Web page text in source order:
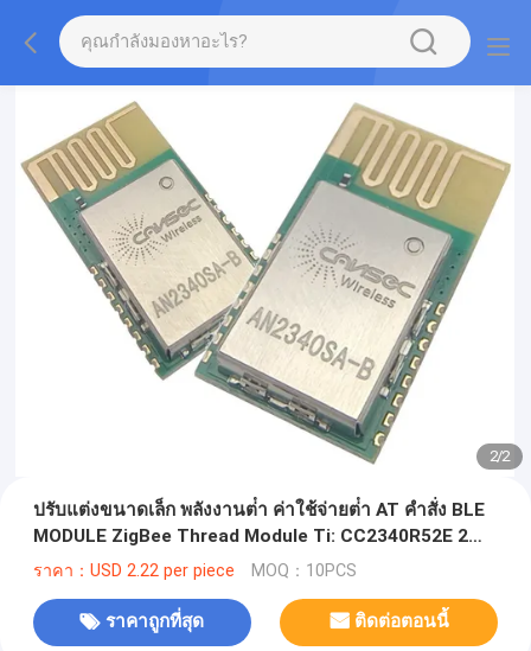
2/2
ปรับแต่งขนาดเล็ก พลังงานต่ํา ค่าใช้จ่ายต่ํา AT คําสั่ง BLE
MODULE ZigBee Thread Module Ti: CC2340R52E 2
4ghz Bluetooth 5.3
ราคา：USD 2.22 per piece MOQ：10PCS
ราคาถูกที่สุด ติดต่อตอนนี้